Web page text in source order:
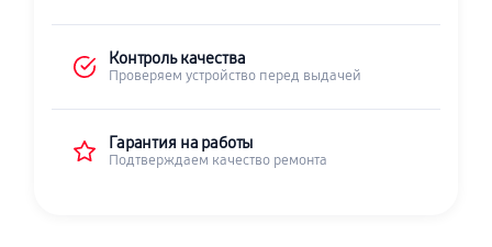
Контроль качества
Проверяем устройство перед выдачей
Гарантия на работы
Подтверждаем качество ремонта